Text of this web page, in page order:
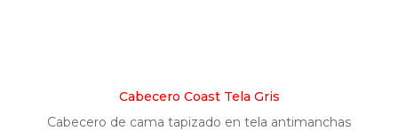
Cabecero Coast Tela Gris
Cabecero de cama tapizado en tela antimanchas